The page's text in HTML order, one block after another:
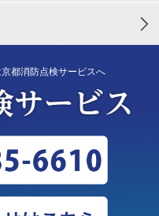
都消防点検サービスへ